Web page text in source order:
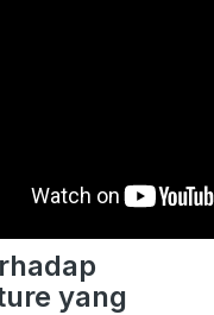
yang